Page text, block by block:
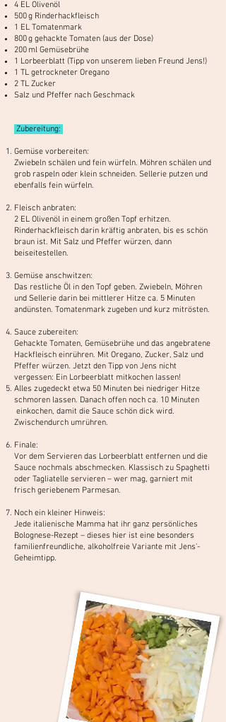
4 EL Olivenöl
500 g Rinderhackfleisch
1 EL Tomatenmark
800 g gehackte Tomaten (aus der Dose)
200 ml Gemüsebrühe
1 Lorbeerblatt (Tipp von unserem lieben Freund Jens!)
1 TL getrockneter Oregano
2 TL Zucker
Salz und Pfeffer nach Geschmack
Zubereitung:
Gemüse vorbereiten:
Zwiebeln schälen und fein würfeln. Möhren schälen und
grob raspeln oder klein schneiden. Sellerie putzen und
ebenfalls fein würfeln.
Fleisch anbraten:
2 EL Olivenöl in einem großen Topf erhitzen.
Rinderhackfleisch darin kräftig anbraten, bis es schön
braun ist. Mit Salz und Pfeffer würzen, dann
beiseitestellen.
Gemüse anschwitzen:
Das restliche Öl in den Topf geben. Zwiebeln, Möhren
und Sellerie darin bei mittlerer Hitze ca. 5 Minuten
andünsten. Tomatenmark zugeben und kurz mitrösten.
Sauce zubereiten:
Gehackte Tomaten, Gemüsebrühe und das angebratene
Hackfleisch einrühren. Mit Oregano, Zucker, Salz und
Pfeffer würzen. Jetzt den Tipp von Jens nicht
vergessen: Ein Lorbeerblatt mitkochen lassen!
Alles zugedeckt etwa 50 Minuten bei niedriger Hitze
schmoren lassen. Danach offen noch ca. 10 Minuten
einkochen, damit die Sauce schön dick wird.
Zwischendurch umrühren.
Finale:
Vor dem Servieren das Lorbeerblatt entfernen und die
Sauce nochmals abschmecken. Klassisch zu Spaghetti
oder Tagliatelle servieren – wer mag, garniert mit
frisch geriebenem Parmesan.
Noch ein kleiner Hinweis:
Jede italienische Mamma hat ihr ganz persönliches
Bolognese-Rezept – dieses hier ist eine besonders
familienfreundliche, alkoholfreie Variante mit Jens'-
Geheimtipp.